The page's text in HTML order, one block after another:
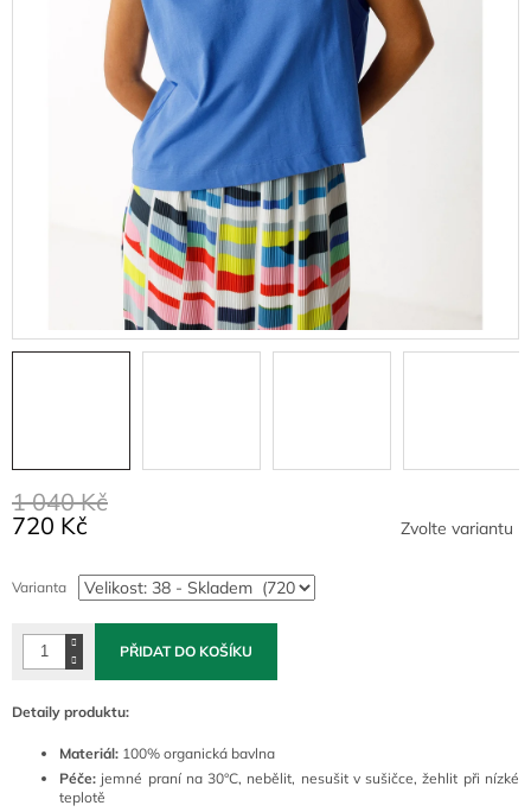
1 040 Kč
720 Kč
cena:
Zvolte variantu
Varianta
PŘIDAT DO KOŠÍKU
Detaily produktu:
Materiál: 100% organická bavlna
Péče: jemné praní na 30°C, nebělit, nesušit v sušičce, žehlit při nízké
teplotě